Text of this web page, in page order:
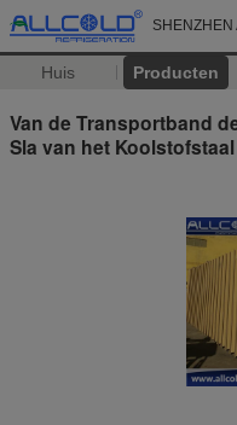
SHENZHEN
Huis Producten
Van de Transportband
Sla van het Koolstofstaal